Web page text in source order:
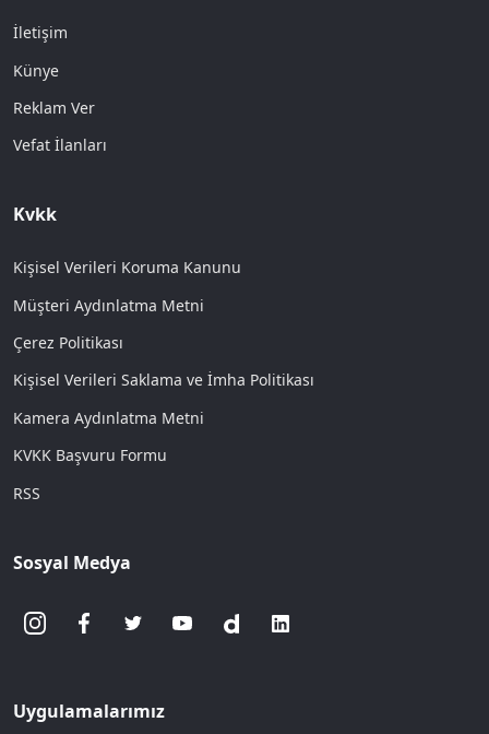
İletişim
Künye
Reklam Ver
Vefat İlanları
Kvkk
Kişisel Verileri Koruma Kanunu
Müşteri Aydınlatma Metni
Çerez Politikası
Kişisel Verileri Saklama ve İmha Politikası
Kamera Aydınlatma Metni
KVKK Başvuru Formu
RSS
Sosyal Medya
Uygulamalarımız